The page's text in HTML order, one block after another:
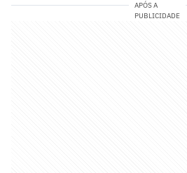
APÓS A
PUBLICIDADE